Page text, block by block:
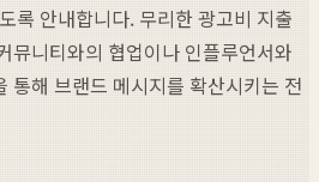
록 안내합니다. 무리한 광고비 지출
뮤니티와의 협업이나 인플루언서와
통해 브랜드 메시지를 확산시키는 전